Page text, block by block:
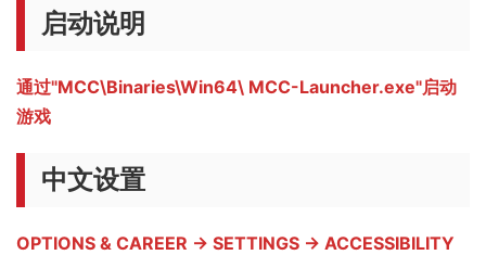
启动说明
通过"MCC\Binaries\Win64\ MCC-Launcher.exe"启动
游戏
中文设置
OPTIONS & CAREER → SETTINGS → ACCESSIBILITY